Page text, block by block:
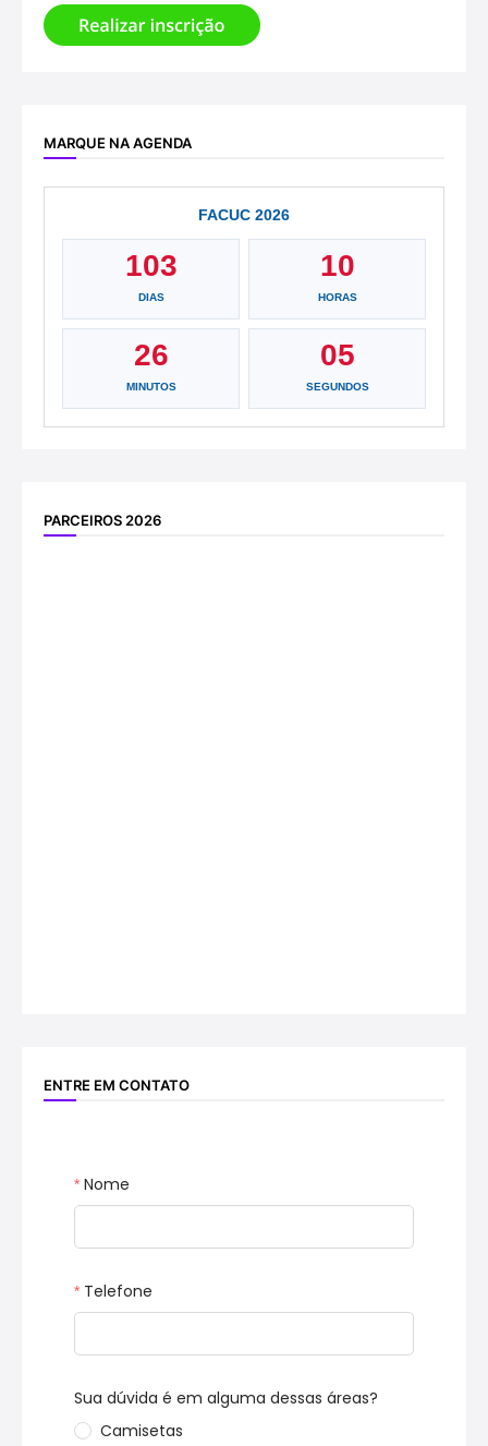
MARQUE NA AGENDA
FACUC 2026
103
DIAS
10
HORAS
26
MINUTOS
04
SEGUNDOS
PARCEIROS 2026
ENTRE EM CONTATO